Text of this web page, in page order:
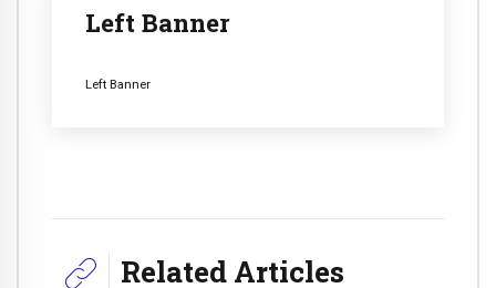
Left Banner
Left Banner
Related Articles